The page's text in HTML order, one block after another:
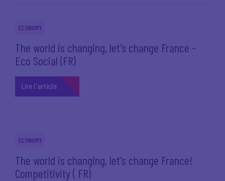
ECONOMY
The world is changing, let's change France -
Eco Social (FR)
Lire l'article
ECONOMY
The world is changing, let's change France!
Competitivity ( FR)